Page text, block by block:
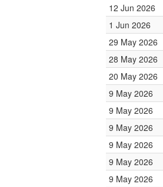
12 Jun 2026
1 Jun 2026
29 May 2026
28 May 2026
20 May 2026
9 May 2026
9 May 2026
9 May 2026
9 May 2026
9 May 2026
9 May 2026